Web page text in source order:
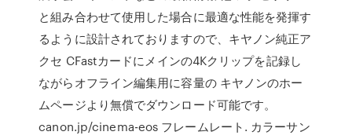
と組み合わせて使用した場合に最適な性能を発揮す
るように設計されておりますので、キヤノン純正ア
クセ CFastカードにメインの4Kクリップを記録し
ながらオフライン編集用に容量の キヤノンのホー
ムページより無償でダウンロード可能です。
canon.jp/cinema-eos フレームレート. カラーサン